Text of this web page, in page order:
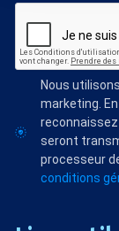
Nous
marketing.
seront
processeur
conditions